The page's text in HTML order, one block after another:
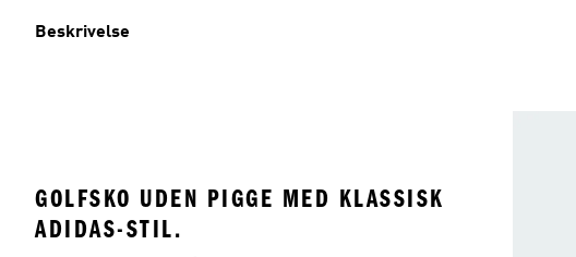
Beskrivelse
GOLFSKO UDEN PIGGE MED KLASSISK
ADIDAS-STIL.